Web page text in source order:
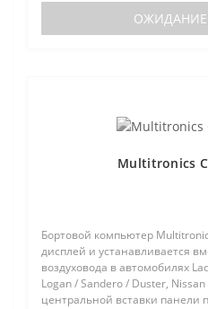
ОЖИДАНИЕ
Multitronics
Бортовой компьютер
дисплей и устанавливается
воздуховода в автомобилях
Logan / Sandero / Duster,
центральной вставки панели